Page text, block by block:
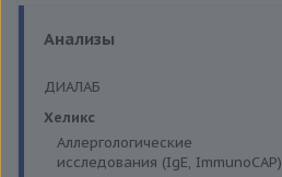
Анализы
ДИАЛАБ
Биохимия крови
Хеликс
Аллергологические
исследования (IgE, ImmunoCAP)